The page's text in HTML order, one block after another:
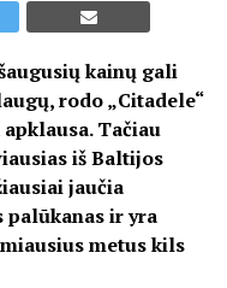
kainų gali
rodo „Citadele“
Tačiau
iš Baltijos
jaučia
ir yra
metus kils